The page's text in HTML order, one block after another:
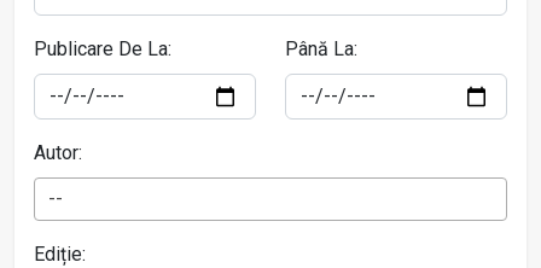
Publicare De La: Până La:
Autor:
--
Ediție: